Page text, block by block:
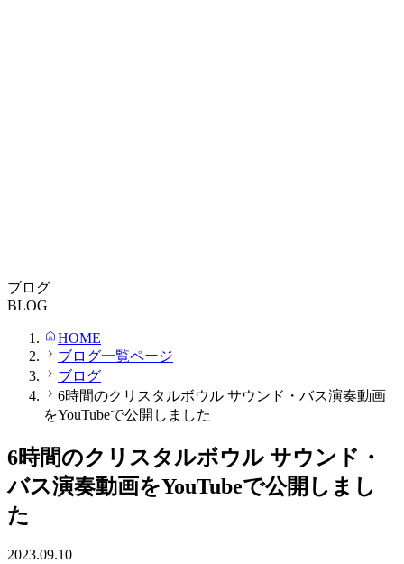
ブログ
BLOG
HOME
ブログ一覧ページ
ブログ
6時間のクリスタルボウル サウンド・バス演奏動画
をYouTubeで公開しました
6時間のクリスタルボウル サウンド・
バス演奏動画をYouTubeで公開しまし
た
2023.09.10